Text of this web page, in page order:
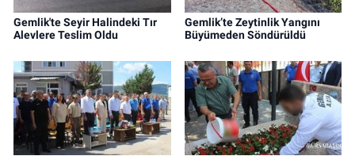
Gemlik'te Seyir Halindeki Tır
Alevlere Teslim Oldu
Gemlik’te Zeytinlik Yangını
Büyümeden Söndürüldü